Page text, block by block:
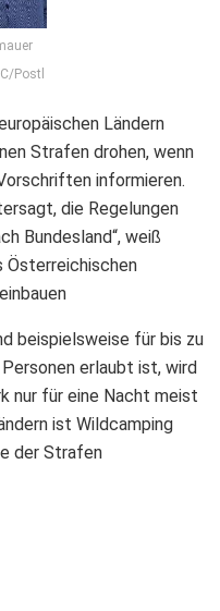
Postl
Ländern
Strafen drohen, wenn
informieren.
die Regelungen
Bundesland“, weiß
Österreichischen
beispielsweise für bis zu
erlaubt ist, wird
nur für eine Nacht meist
ist Wildcamping
der Strafen